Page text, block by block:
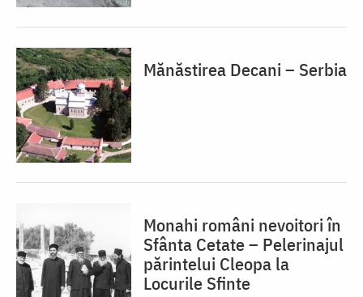
Mănăstirea Decani – Serbia
Monahi români nevoitori în
Sfânta Cetate – Pelerinajul
părintelui Cleopa la
Locurile Sfinte